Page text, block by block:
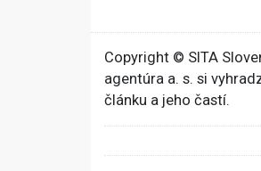
Copyright © SITA
agentúra a. s. si
článku a jeho častí.